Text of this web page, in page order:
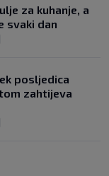
za kuhanje, a
svaki dan
posljedica
zahtijeva